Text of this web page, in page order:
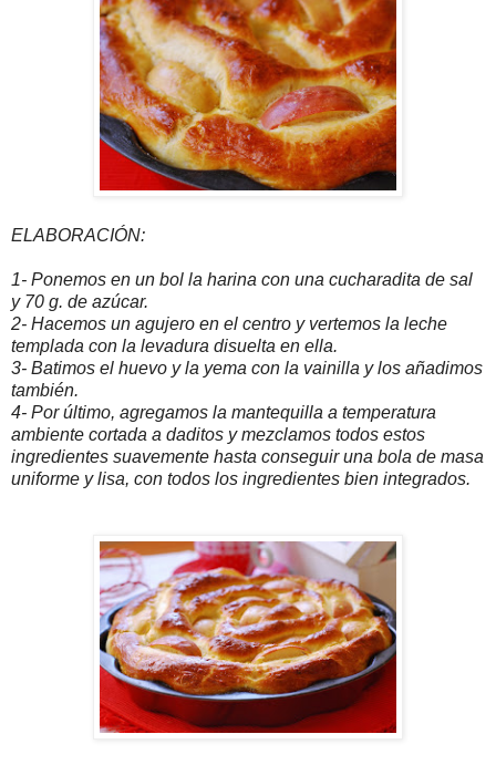
ELABORACIÓN:
1- Ponemos en un bol la harina con una cucharadita de sal
y 70 g. de azúcar.
2- Hacemos un agujero en el centro y vertemos la leche
templada con la levadura disuelta en ella.
3- Batimos el huevo y la yema con la vainilla y los añadimos
también.
4- Por último, agregamos la mantequilla a temperatura
ambiente cortada a daditos y mezclamos todos estos
ingredientes suavemente hasta conseguir una bola de masa
uniforme y lisa, con todos los ingredientes bien integrados.